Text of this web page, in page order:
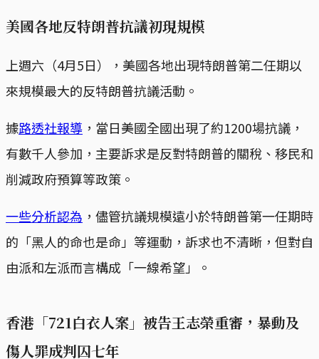
美國各地反特朗普抗議初現規模
上週六（4月5日），美國各地出現特朗普第二任期以
來規模最大的反特朗普抗議活動。
據路透社報導 ，當日美國全國出現了約1200場抗議，
有數千人參加，主要訴求是反對特朗普的關稅、移民和
削減政府預算等政策。
一些分析認為 ，儘管抗議規模遠小於特朗普第一任期時
的「黑人的命也是命」等運動，訴求也不清晰，但對自
由派和左派而言構成「一線希望」。
香港「721白衣人案」被告王志榮重審，暴動及
傷人罪成判囚七年